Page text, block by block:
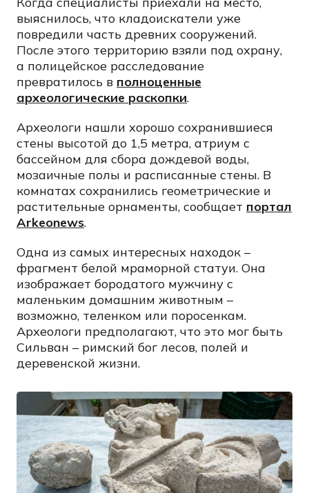
выяснилось, что кладоискатели уже
повредили часть древних сооружений.
После этого территорию взяли под охрану,
а полицейское расследование
превратилось в полноценные
археологические раскопки.
Археологи нашли хорошо сохранившиеся
стены высотой до 1,5 метра, атриум с
бассейном для сбора дождевой воды,
мозаичные полы и расписанные стены. В
комнатах сохранились геометрические и
растительные орнаменты, сообщает портал
Arkeonews.
Одна из самых интересных находок –
фрагмент белой мраморной статуи. Она
изображает бородатого мужчину с
маленьким домашним животным –
возможно, теленком или поросенкам.
Археологи предполагают, что это мог быть
Сильван – римский бог лесов, полей и
деревенской жизни.